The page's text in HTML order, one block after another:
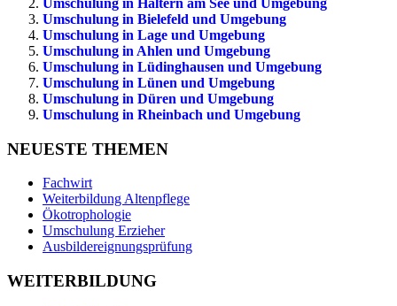
Umschulung in Bielefeld und Umgebung
Umschulung in Lage und Umgebung
Umschulung in Ahlen und Umgebung
Umschulung in Lüdinghausen und Umgebung
Umschulung in Lünen und Umgebung
Umschulung in Düren und Umgebung
Umschulung in Rheinbach und Umgebung
NEUESTE THEMEN
Fachwirt
Weiterbildung Altenpflege
Ökotrophologie
Umschulung Erzieher
Ausbildereignungsprüfung
WEITERBILDUNG